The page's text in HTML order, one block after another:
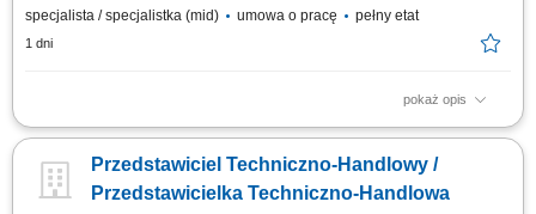
specjalista / specjalistka (mid) umowa o pracę pełny etat
1 dni
pokaż opis
Opis stanowiska: Pozyskiwanie nowych partnerów biznesowych oraz
wychowawczego; Przeprowadzanie bezpośrednich spotkań handlowych i
prezentacja asortymentu wyposażenia, sprzętu multimedialnego oraz
Przedstawiciel Techniczno-Handlowy /
Przedstawicielka Techniczno-Handlowa